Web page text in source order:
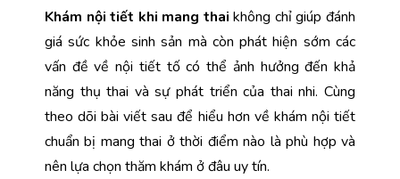
Khám nội tiết khi mang thai không chỉ giúp đánh
giá sức khỏe sinh sản mà còn phát hiện sớm các
vấn đề về nội tiết tố có thể ảnh hưởng đến khả
năng thụ thai và sự phát triển của thai nhi. Cùng
theo dõi bài viết sau để hiểu hơn về khám nội tiết
chuẩn bị mang thai ở thời điểm nào là phù hợp và
nên lựa chọn thăm khám ở đâu uy tín.